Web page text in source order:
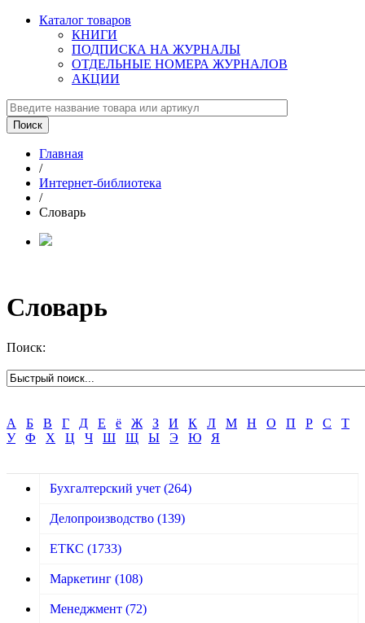
Каталог товаров
КНИГИ
ПОДПИСКА НА ЖУРНАЛЫ
ОТДЕЛЬНЫЕ НОМЕРА ЖУРНАЛОВ
АКЦИИ
Главная
/
Интернет-библиотека
/
Словарь
Словарь
Поиск:
А Б В Г Д Е ё Ж З И К Л М Н О П Р С
Т
У
Ф Х Ц Ч Ш Щ Ы Э Ю Я
Бухгалтерский учет (264)
Делопроизводство (139)
ЕТКС (1733)
Маркетинг (108)
Менеджмент (72)